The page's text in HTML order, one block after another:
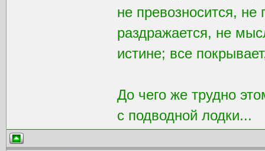
не превозносится, не
раздражается, не
истине; все
До чего же трудно
с подводной лодки...